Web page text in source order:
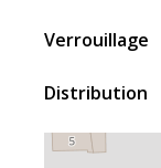
Verrouillage
Distribution